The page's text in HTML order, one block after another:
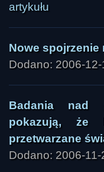
artykułu
Nowe spojrzenie
Dodano: 2006-
Badania nad
pokazują, że
przetwarzane
Dodano: 2006-